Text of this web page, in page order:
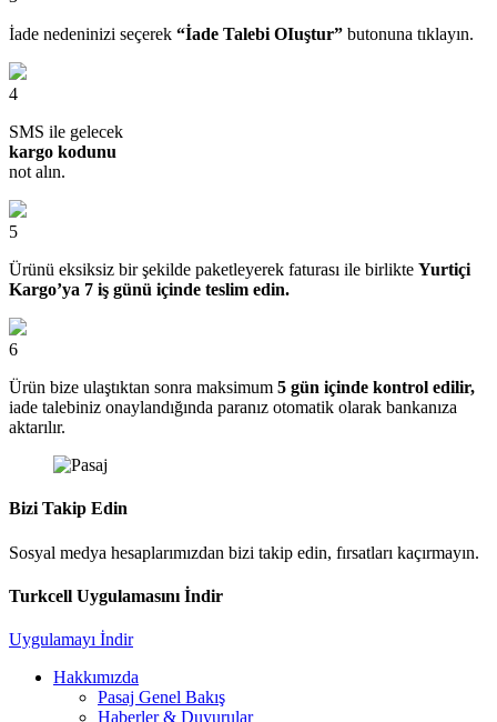
İade nedeninizi seçerek “İade Talebi OIuştur” butonuna tıklayın.
4
SMS ile gelecek
kargo kodunu
not alın.
5
Ürünü eksiksiz bir şekilde paketleyerek faturası ile birlikte Yurtiçi
Kargo’ya 7 iş günü içinde teslim edin.
6
Ürün bize ulaştıktan sonra maksimum 5 gün içinde kontrol edilir,
iade talebiniz onaylandığında paranız otomatik olarak bankanıza
aktarılır.
Bizi Takip Edin
Sosyal medya hesaplarımızdan bizi takip edin, fırsatları kaçırmayın.
Turkcell Uygulamasını İndir
Uygulamayı İndir
Hakkımızda
Pasaj Genel Bakış
Haberler & Duyurular